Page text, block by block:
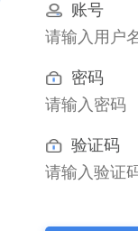
账号
密码
验证码